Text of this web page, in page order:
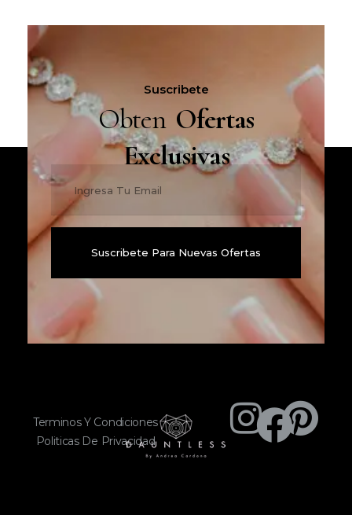
Suscribete
Obten Ofertas
Exclusivas
Terminos Y Condiciones
Politicas De Privacidad